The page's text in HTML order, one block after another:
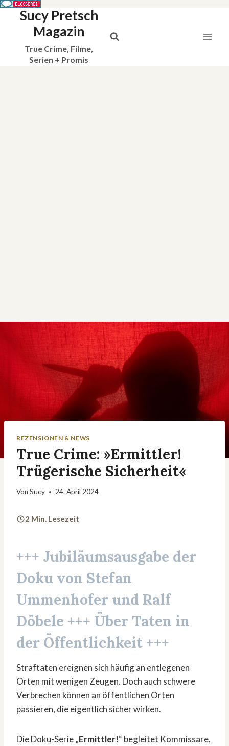
Sucy Pretsch
Magazin
True Crime, Filme,
Serien + Promis
REZENSIONEN & NEWS
True Crime: »Ermittler!
Trügerische Sicherheit«
Von Sucy 24. April 2024
2 Min. Lesezeit
+++ Jubiläumsausgabe der
Doku von Stefan
Ummenhofer und Ralf
Döbele +++ Über Taten in
der Öffentlichkeit +++
Straftaten ereignen sich häufig an entlegenen
Orten mit wenigen Zeugen. Doch auch schwere
Verbrechen können an öffentlichen Orten
passieren, die eigentlich sicher wirken.
Die Doku-Serie „Ermittler!“ begleitet Kommissare,